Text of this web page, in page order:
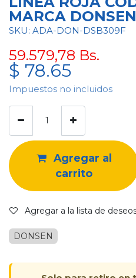
MARCA DONSEN
SKU: ADA-DON-DSB309F
59.579,78 Bs.
$ 78.65
Impuestos no incluidos
Agregar al
carrito
Agregar a la lista de
DONSEN